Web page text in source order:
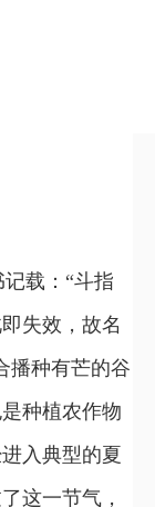
载：“斗指
失效，故名
播种有芒的谷
种植农作物
入典型的夏
这一节气，